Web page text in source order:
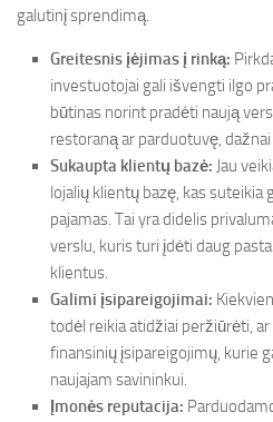
galutinį sprendimą.
Greitesnis įėjimas į rinką:
investuotojai gali išvengti ilgo
būtinas norint pradėti naują
restoraną ar parduotuvę,
Sukaupta klientų bazė: Jau
lojalių klientų bazę, kas
pajamas. Tai yra didelis
verslu, kuris turi įdėti daug
klientus.
Galimi įsipareigojimai:
todėl reikia atidžiai peržiūrėti,
finansinių įsipareigojimų, kurie
naujajam savininkui.
Įmonės reputacija: